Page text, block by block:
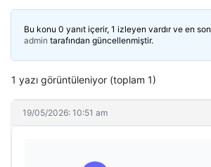
Bu konu 0 yanıt içerir, 1 izleyen vardır ve en son
admin tarafından güncellenmiştir.
1 yazı görüntüleniyor (toplam 1)
19/05/2026: 10:51 am